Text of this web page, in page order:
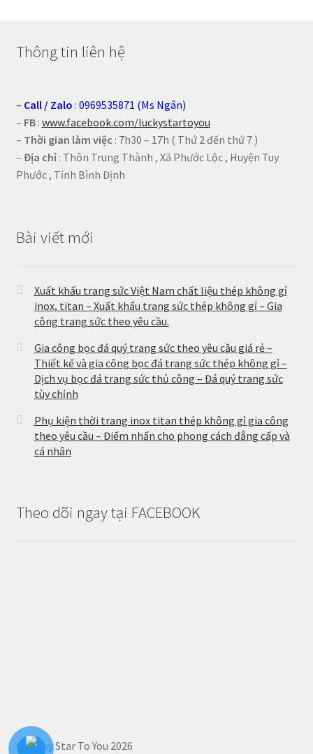
Thông tin liên hệ
– Call / Zalo : 0969535871 (Ms Ngân)
– FB: www.facebook.com/luckystartoyou
– Thời gian làm việc : 7h30 – 17h ( Thứ 2 đến thứ 7 )
– Địa chỉ: Thôn Trung Thành , Xã Phước Lộc , Huyện Tuy
Phước , Tỉnh Bình Định
Bài viết mới
Xuất khẩu trang sức Việt Nam chất liệu thép không gỉ
inox, titan – Xuất khẩu trang sức thép không gỉ – Gia
công trang sức theo yêu cầu.
Gia công bọc đá quý trang sức theo yêu cầu giá rẻ –
Thiết kế và gia công bọc đá trang sức thép không gỉ –
Dịch vụ bọc đá trang sức thủ công – Đá quý trang sức
tùy chỉnh
Phụ kiện thời trang inox titan thép không gỉ gia công
theo yêu cầu – Điểm nhấn cho phong cách đẳng cấp và
cá nhân
Theo dõi ngay tại FACEBOOK
© Lucky Star To You 2026